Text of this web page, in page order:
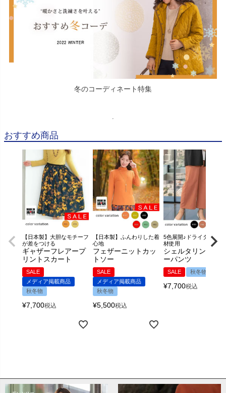
冬のコーディネート特集
おすすめ商品
【日本製】大胆なモチーフ
が差をつける
ギャザーフレアープ
リントスカート
SALE
メディア掲載商品
秋冬物
¥7,700税込
【日本製】ふんわりした着
心地
フェザーニットカッ
トソー
SALE
メディア掲載商品
秋冬物
¥5,500税込
5色展開♪ドライタッチ素
材使用
シェルタリングカ
ーパンツ
SALE 秋冬物
¥7,700税込